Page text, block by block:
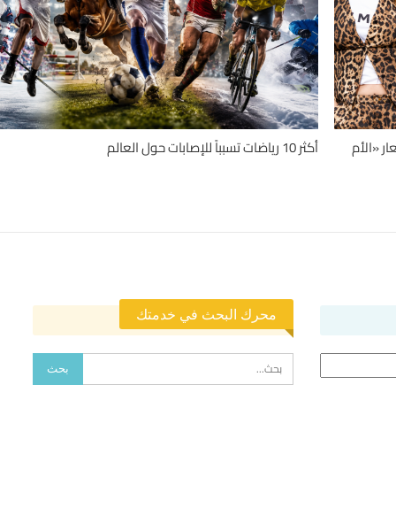
«الأم أكثر 10 رياضات تسبباً للإصابات حول العالم
محرك البحث في خدمتك